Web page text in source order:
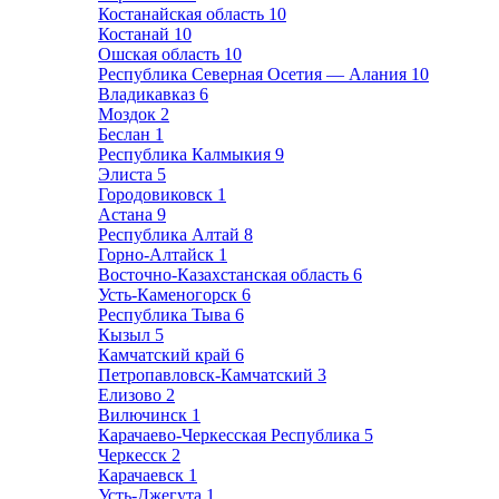
Костанайская область 10
Костанай 10
Ошская область 10
Республика Северная Осетия — Алания 10
Владикавказ 6
Моздок 2
Беслан 1
Республика Калмыкия 9
Элиста 5
Городовиковск 1
Астана 9
Республика Алтай 8
Горно-Алтайск 1
Восточно-Казахстанская область 6
Усть-Каменогорск 6
Республика Тыва 6
Кызыл 5
Камчатский край 6
Петропавловск-Камчатский 3
Елизово 2
Вилючинск 1
Карачаево-Черкесская Республика 5
Черкесск 2
Карачаевск 1
Усть-Джегута 1